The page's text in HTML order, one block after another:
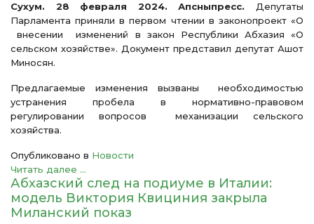
Сухум. 28 февраля 2024. Апсныпресс. Депутаты
Парламента приняли в первом чтении в законопроект «О
внесении изменений в закон Республики Абхазия «О
сельском хозяйстве». Документ представил депутат Ашот
Миносян.
Предлагаемые изменения вызваны необходимостью
устранения пробела в нормативно-правовом
регулировании вопросов механизации сельского
хозяйства.
Опубликовано в Новости
Читать далее ...
Абхазский след на подиуме в Италии:
модель Виктория Квициния закрыла
Миланский показ